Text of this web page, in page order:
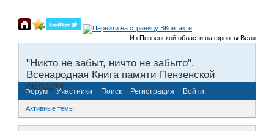
Из Пензенской области на фронты Великой
"Никто не забыт, ничто не забыто".
Всенародная Книга памяти Пензенской
области.
Форум Участники Поиск Регистрация Войти
Активные темы